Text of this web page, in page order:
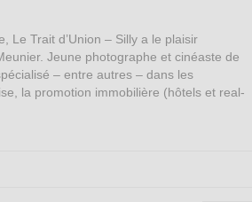
Le Trait d’Union – Silly a le plaisir
Jeune photographe et cinéaste de
– entre autres – dans les
la promotion immobilière (hôtels et real-